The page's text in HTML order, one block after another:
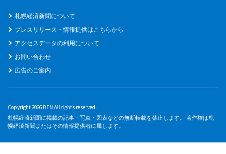
札幌経済新聞について
プレスリリース・情報提供はこちらから
アクセスデータの利用について
お問い合わせ
広告のご案内
Copyright 2026 DEN All rights reserved.
札幌経済新聞に掲載の記事・写真・図表などの無断転載を禁止します。 著作権は札
幌経済新聞またはその情報提供者に属します。